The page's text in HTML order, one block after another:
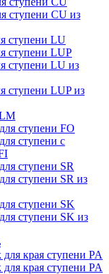
ступени CU из
ступени LU
ступени LUP
ступени LU из
ступени LUP из
ступени FO
ступени c
ступени SR
ступени SR из
ступени SK
ступени SK из
края ступени PA
края ступени PA